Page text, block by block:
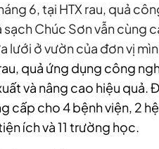
6, tại HTX rau, quả
sạch Chúc Sơn vẫn cùng
lưới ở vườn của đơn vị
quả ứng dụng công
và nâng cao hiệu quả.
cấp cho 4 bệnh viện, 2
ích và 11 trường học.